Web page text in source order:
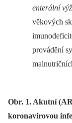
enterální
věkových
provádění
Obr. 1. Akutní
koronavirovou